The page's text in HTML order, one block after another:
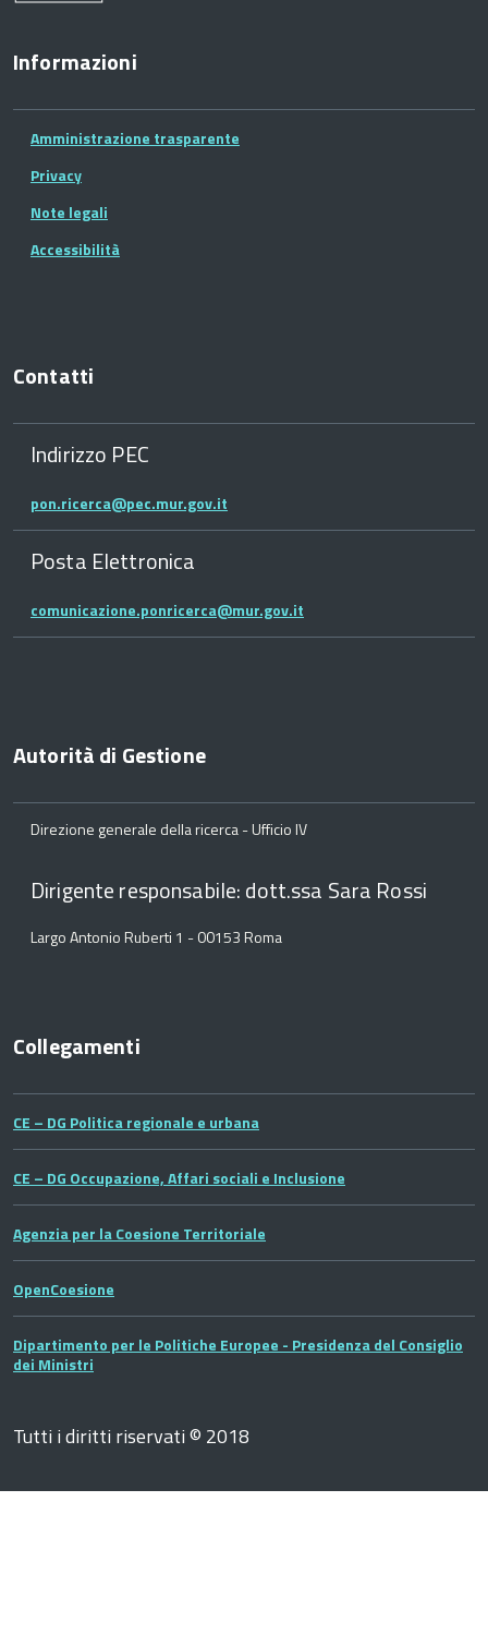
Informazioni
Amministrazione trasparente
Privacy
Note legali
Accessibilità
Contatti
Indirizzo PEC
pon.ricerca@pec.mur.gov.it
Posta Elettronica
comunicazione.ponricerca@mur.gov.it
Autorità di Gestione
Direzione generale della ricerca - Ufficio IV
Dirigente responsabile: dott.ssa Sara Rossi
Largo Antonio Ruberti 1 - 00153 Roma
Collegamenti
CE – DG Politica regionale e urbana
CE – DG Occupazione, Affari sociali e Inclusione
Agenzia per la Coesione Territoriale
OpenCoesione
Dipartimento per le Politiche Europee - Presidenza del Consiglio
dei Ministri
Tutti i diritti riservati © 2018